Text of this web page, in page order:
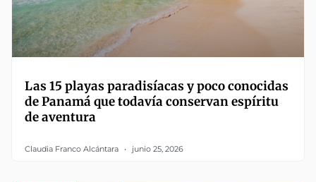
Las 15 playas paradisíacas y poco conocidas
de Panamá que todavía conservan espíritu
de aventura
Claudia Franco Alcántara junio 25, 2026